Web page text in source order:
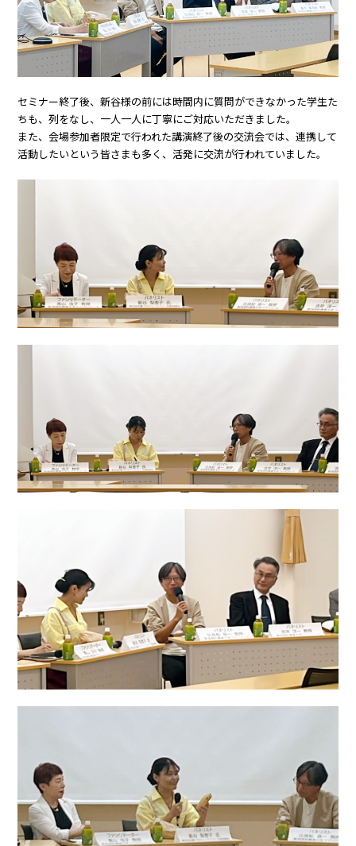
セミナー終了後、新谷様の前には時間内に質問ができなかった学生た
ちも、列をなし、一人一人に丁寧にご対応いただきました。
また、会場参加者限定で行われた講演終了後の交流会では、連携して
活動したいという皆さまも多く、活発に交流が行われていました。